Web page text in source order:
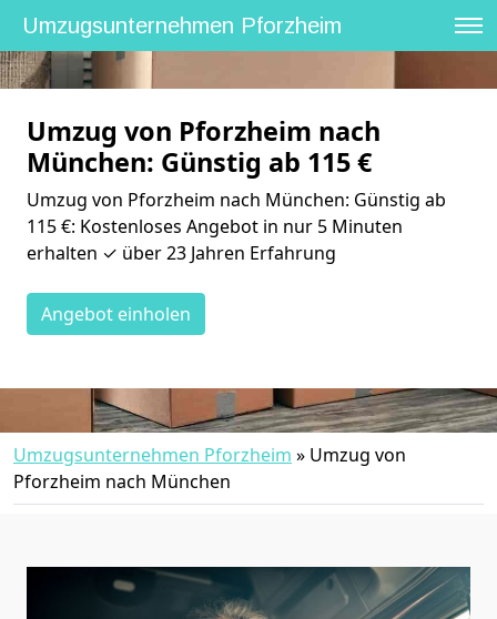
Umzugsunternehmen Pforzheim
Umzug von Pforzheim nach
München: Günstig ab 115 €
Umzug von Pforzheim nach München: Günstig ab
115 €: Kostenloses Angebot in nur 5 Minuten
erhalten ✓ über 23 Jahren Erfahrung
Angebot einholen
Umzugsunternehmen Pforzheim » Umzug von
Pforzheim nach München